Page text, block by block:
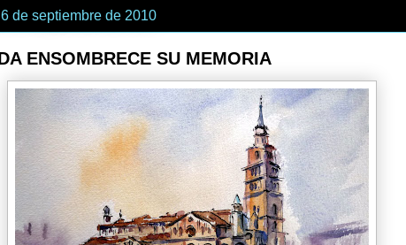
6 de septiembre de 2010
ENSOMBRECE SU MEMORIA